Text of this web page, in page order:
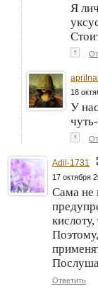
Я
↑
18
У
↑
Adil-1731
17 октября
Сама не
Ответить